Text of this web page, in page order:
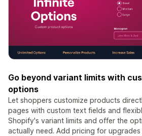
Go beyond variant limits with
options
Let shoppers customize products
pages with custom text fields and
Shopify's variant limits and offer the
actually need. Add pricing for